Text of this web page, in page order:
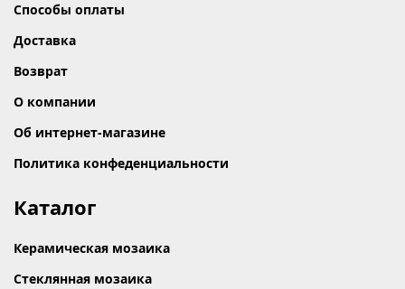
Способы оплаты
Доставка
Возврат
О компании
Об интернет-магазине
Политика конфеденциальности
Каталог
Керамическая мозаика
Стеклянная мозаика